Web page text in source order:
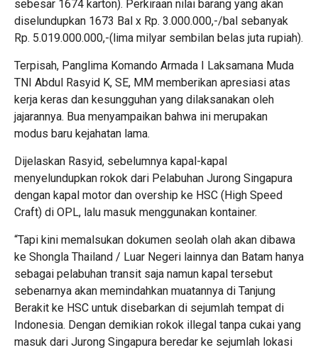
sebesar 1674 karton). Perkiraan nilai barang yang akan
diselundupkan 1673 Bal x Rp. 3.000.000,-/bal sebanyak
Rp. 5.019.000.000,-(lima milyar sembilan belas juta rupiah).
Terpisah, Panglima Komando Armada I Laksamana Muda
TNI Abdul Rasyid K, SE, MM memberikan apresiasi atas
kerja keras dan kesungguhan yang dilaksanakan oleh
jajarannya. Bua menyampaikan bahwa ini merupakan
modus baru kejahatan lama.
Dijelaskan Rasyid, sebelumnya kapal-kapal
menyelundupkan rokok dari Pelabuhan Jurong Singapura
dengan kapal motor dan overship ke HSC (High Speed
Craft) di OPL, lalu masuk menggunakan kontainer.
“Tapi kini memalsukan dokumen seolah olah akan dibawa
ke Shongla Thailand / Luar Negeri lainnya dan Batam hanya
sebagai pelabuhan transit saja namun kapal tersebut
sebenarnya akan memindahkan muatannya di Tanjung
Berakit ke HSC untuk disebarkan di sejumlah tempat di
Indonesia. Dengan demikian rokok illegal tanpa cukai yang
masuk dari Jurong Singapura beredar ke sejumlah lokasi